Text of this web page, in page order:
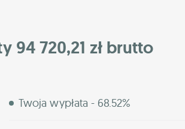
94 720,21 zł brutto
Twoja wypłata - 68.52%